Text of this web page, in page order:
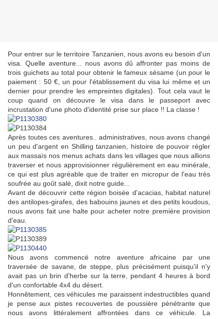
Pour entrer sur le territoire Tanzanien, nous avons eu besoin d'un
visa. Quelle aventure... nous avons dû affronter pas moins de
trois guichets au total pour obtenir le fameux sésame (un pour le
paiement : 50 €, un pour l'établissement du visa lui même et un
dernier pour prendre les empreintes digitales). Tout cela vaut le
coup quand on découvre le visa dans le passeport avec
incrustation d'une photo d'identité prise sur place !! La classe !
Après toutes ces aventures.. administratives, nous avons changé
un peu d'argent en Shilling tanzanien, histoire de pouvoir régler
aux massaïs nos menus achats dans les villages que nous allions
traverser et nous approvisionner régulièrement en eau minérale,
ce qui est plus agréable que de traiter en micropur de l'eau très
soufrée au goût salé, dixit notre guide...
Avant de découvrir cette région boisée d'acacias, habitat naturel
des antilopes-girafes, des babouins jaunes et des petits koudous,
nous avons fait une halte pour acheter notre première provision
d'eau.
Nous avons commencé notre aventure africaine par une
traversée de savane, de steppe, plus précisément puisqu'il n'y
avait pas un brin d'herbe sur la terre, pendant 4 heures à bord
d'un confortable 4x4 du désert.
Honnêtement, ces véhicules me paraissent indestructibles quand
je pense aux pistes recouvertes de poussière pénétrante que
nous avons littéralement affrontées dans ce véhicule. La